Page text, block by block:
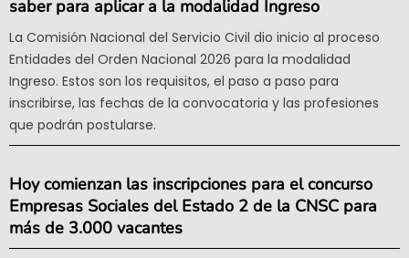
saber para aplicar a la modalidad Ingreso
La Comisión Nacional del Servicio Civil dio inicio al proceso
Entidades del Orden Nacional 2026 para la modalidad
Ingreso. Estos son los requisitos, el paso a paso para
inscribirse, las fechas de la convocatoria y las profesiones
que podrán postularse.
Hoy comienzan las inscripciones para el concurso
Empresas Sociales del Estado 2 de la CNSC para
más de 3.000 vacantes